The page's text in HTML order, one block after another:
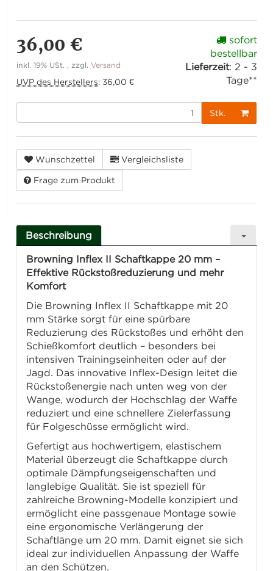
36,00 €
inkl. 19% USt. , zzgl.Versand
UVP des Herstellers: 36,00 €
sofort
bestellbar
Lieferzeit: 2 - 3
Tage**
Stk.
Wunschzettel Vergleichsliste
Frage zum Produkt
Beschreibung
Browning Inflex II Schaftkappe 20 mm –
Effektive Rückstoßreduzierung und mehr
Komfort
Die Browning Inflex II Schaftkappe mit 20
mm Stärke sorgt für eine spürbare
Reduzierung des Rückstoßes und erhöht den
Schießkomfort deutlich – besonders bei
intensiven Trainingseinheiten oder auf der
Jagd. Das innovative Inflex-Design leitet die
Rückstoßenergie nach unten weg von der
Wange, wodurch der Hochschlag der Waffe
reduziert und eine schnellere Zielerfassung
für Folgeschüsse ermöglicht wird.
Gefertigt aus hochwertigem, elastischem
Material überzeugt die Schaftkappe durch
optimale Dämpfungseigenschaften und
langlebige Qualität. Sie ist speziell für
zahlreiche Browning-Modelle konzipiert und
ermöglicht eine passgenaue Montage sowie
eine ergonomische Verlängerung der
Schaftlänge um 20 mm. Damit eignet sie sich
ideal zur individuellen Anpassung der Waffe
an den Schützen.